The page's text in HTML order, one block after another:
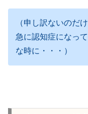
（申し訳ないのだ
急に認知症になっ
な時に・・・）